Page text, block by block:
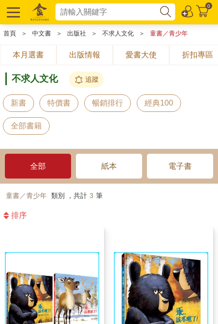
0
首頁 ＞ 中文書 ＞ 出版社 ＞ 不求人文化 ＞ 童書／青少年
本月選書 出版情報 愛書大使 折扣專區
不求人文化 追蹤
新書 特價書 暢銷排行 經典100
全部書籍
全部 紙本 電子書
童書／青少年 類別 ，共計 3 筆
排序